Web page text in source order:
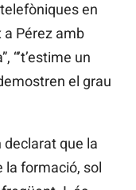
en
a Pérez amb
“’t’estime un
el grau
declarat que la
la formació, sol